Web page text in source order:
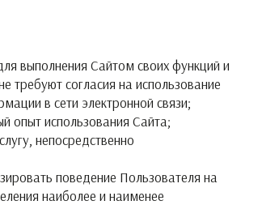
выполнения Сайтом своих функций и
требуют согласия на использование
в сети электронной связи;
опыт использования Сайта;
непосредственно
поведение Пользователя на
наиболее и наименее